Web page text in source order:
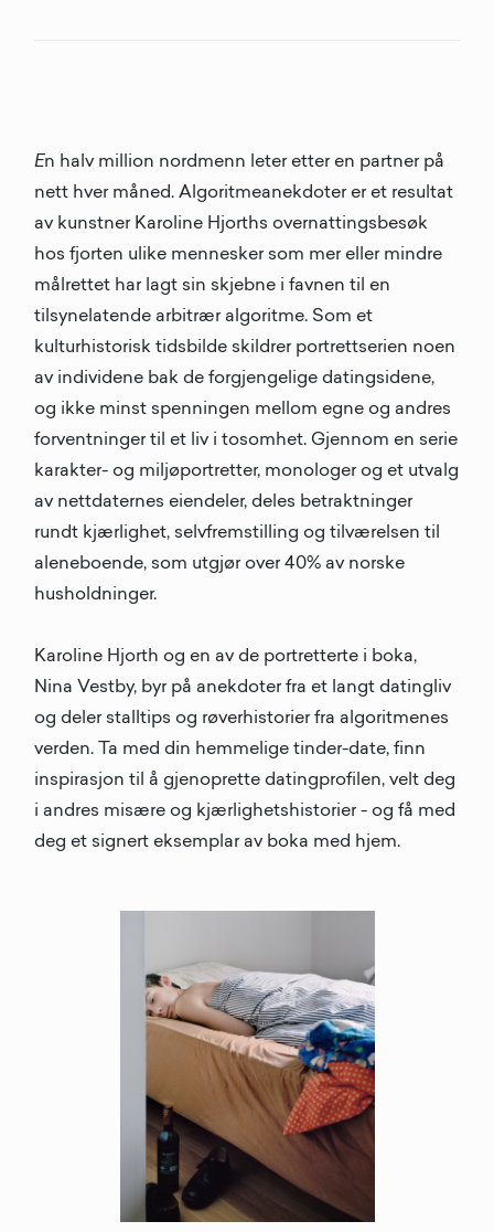
En halv million nordmenn leter etter en partner på
nett hver måned. Algoritmeanekdoter er et resultat
av kunstner Karoline Hjorths overnattingsbesøk
hos fjorten ulike mennesker som mer eller mindre
målrettet har lagt sin skjebne i favnen til en
tilsynelatende arbitrær algoritme. Som et
kulturhistorisk tidsbilde skildrer portrettserien noen
av individene bak de forgjengelige datingsidene,
og ikke minst spenningen mellom egne og andres
forventninger til et liv i tosomhet. Gjennom en serie
karakter- og miljøportretter, monologer og et utvalg
av nettdaternes eiendeler, deles betraktninger
rundt kjærlighet, selvfremstilling og tilværelsen til
aleneboende, som utgjør over 40% av norske
husholdninger.
Karoline Hjorth og en av de portretterte i boka,
Nina Vestby, byr på anekdoter fra et langt datingliv
og deler stalltips og røverhistorier fra algoritmenes
verden. Ta med din hemmelige tinder-date, finn
inspirasjon til å gjenoprette datingprofilen, velt deg
i andres misære og kjærlighetshistorier - og få med
deg et signert eksemplar av boka med hjem.